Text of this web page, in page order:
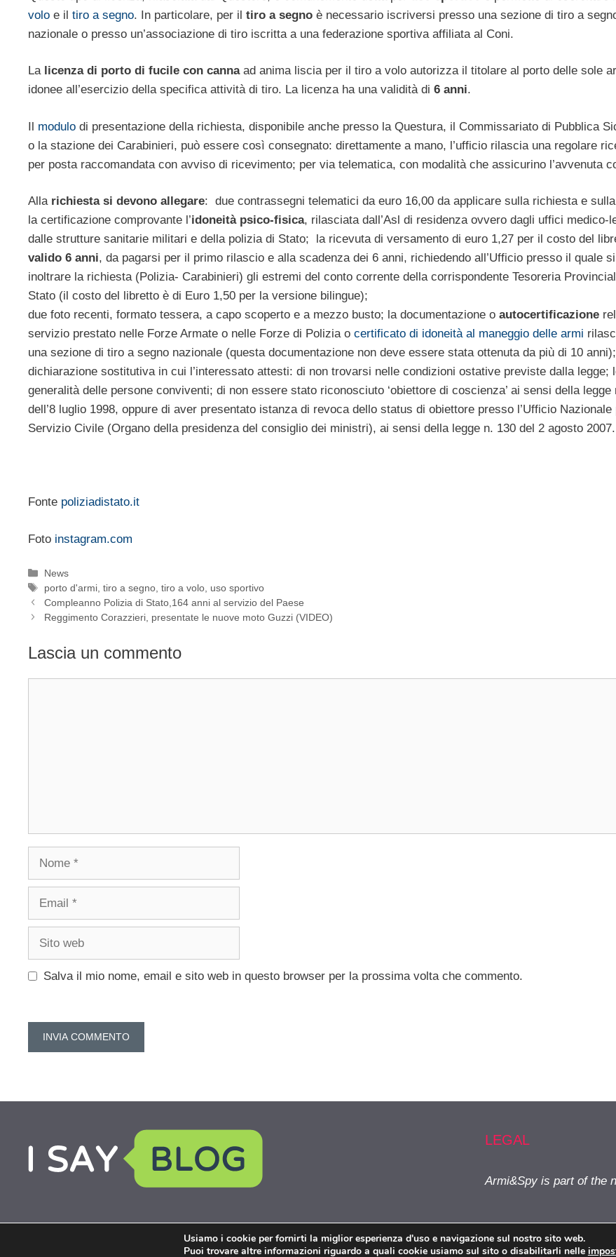
volo e il tiro a segno. In particolare, per il tiro a segno è necessario iscriversi presso una sezione di tiro a
nazionale o presso un’associazione di tiro iscritta a una federazione sportiva affiliata al Coni.
Lalicenza di porto di fucile con cannaad anima liscia per il tiro a volo autorizza il titolare al porto delle sole
idonee all’esercizio della specifica attività di tiro. La licenza ha una validità di 6 anni.
Il modulo di presentazione della richiesta, disponibile anche presso la Questura, il Commissariato di Pubblica
o la stazione dei Carabinieri, può essere così consegnato: direttamente a mano, l’ufficio rilascia una regolare
per posta raccomandata con avviso di ricevimento; per via telematica, con modalità che assicurino l’avvenuta
Alla richiesta si devono allegare: due contrassegni telematici da euro 16,00 da applicare sulla richiesta e
la certificazione comprovante l’idoneità psico-fisica, rilasciata dall’Asl di residenza ovvero dagli uffici medico-
dalle strutture sanitarie militari e della polizia di Stato; la ricevuta di versamento di euro 1,27 per il costo del
valido 6 anni, da pagarsi per il primo rilascio e alla scadenza dei 6 anni, richiedendo all’Ufficio presso il quale
inoltrare la richiesta (Polizia- Carabinieri) gli estremi del conto corrente della corrispondente Tesoreria
Stato (il costo del libretto è di Euro 1,50 per la versione bilingue);
due foto recenti, formato tessera, a capo scoperto e a mezzo busto; la documentazione o autocertificazione
servizio prestato nelle Forze Armate o nelle Forze di Polizia o certificato di idoneità al maneggio delle armi
una sezione di tiro a segno nazionale (questa documentazione non deve essere stata ottenuta da più di 10
dichiarazione sostitutiva in cui l’interessato attesti: di non trovarsi nelle condizioni ostative previste dalla legge;
generalità delle persone conviventi; di non essere stato riconosciuto ‘obiettore di coscienza’ ai sensi della legge
dell’8 luglio 1998, oppure di aver presentato istanza di revoca dello status di obiettore presso l’Ufficio Nazionale
Servizio Civile (Organo della presidenza del consiglio dei ministri), ai sensi della legge n. 130 del 2 agosto 2007.
Fonte poliziadistato.it
Foto instagram.com
Categorie
News
Tag
porto d'armi ,tiro a segno ,tiro a volo uso sportivo
Compleanno Polizia di Stato,164 anni al servizio del Paese
Reggimento Corazzieri, presentate le nuove moto Guzzi (VIDEO)
Lascia un commento
Salva il mio nome, email e sito web in questo browser per la prossima volta che commento.
LEGAL
Armi&Spy is part of the
Armiespy.com © 2026. All right reserverd.
Usiamo i cookie per fornirti la miglior esperienza d'uso e navigazione sul nostro sito web.
Puoi trovare altre informazioni riguardo a quali cookie usiamo sul sito o disabilitarli nelle